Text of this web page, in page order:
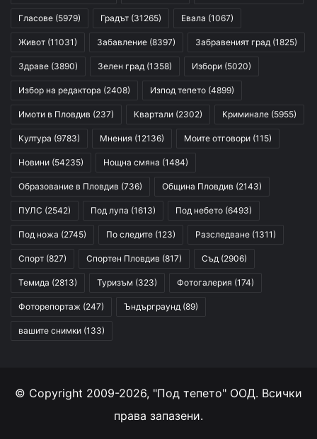
Гласове (5979) Градът (31265) Евала (1067)
Живот (11031) Забавление (8397) Забравеният град (1825)
Здраве (3890) Зелен град (1358) Избори (5020)
Избор на редактора (2408) Изпод тепето (4899)
Имоти в Пловдив (237) Квартали (2302) Криминале (5955)
Култура (9783) Мнения (12136) Моите отговори (115)
Новини (54235) Нощна смяна (1484)
Образование в Пловдив (736) Община Пловдив (2143)
ПУЛС (2542) Под лупа (1613) Под небето (6493)
Под ножа (2745) По следите (123) Разследване (1311)
Спорт (827) Спортен Пловдив (817) Съд (2906)
Темида (2813) Туризъм (323) Фотогалерия (174)
Фоторепортаж (247) Ъндърграунд (89)
вашите снимки (133)
© Copyright 2009-2026, "Под тепето" ООД. Всички
права запазени.